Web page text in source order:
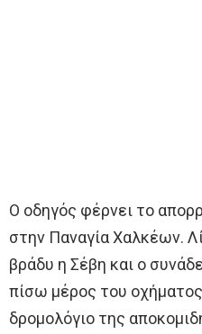
Ο οδηγός φέρνει το
στην Παναγία Χαλκέων.
βράδυ η Σέβη και ο
πίσω μέρος του οχήματος
δρομολόγιο της